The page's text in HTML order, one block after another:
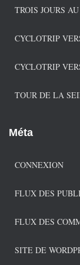
TROIS JOURS
CYCLOTRIP
CYCLOTRIP
TOUR DE LA
Méta
CONNEXION
FLUX DES
FLUX DES
SITE DE